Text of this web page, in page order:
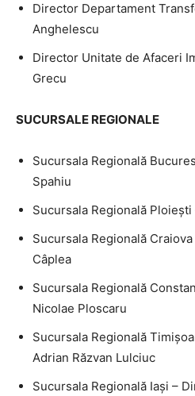
Director Departament
Anghelescu
Director Unitate de Afaceri
Grecu
SUCURSALE REGIONALE
Sucursala Regională
Spahiu
Sucursala Regională
Sucursala Regională
Câplea
Sucursala Regională
Nicolae Ploscaru
Sucursala Regională
Adrian Răzvan Lulciuc
Sucursala Regională Iaşi –